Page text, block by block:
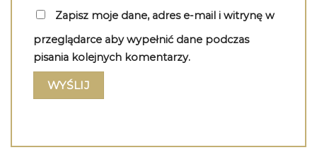
Zapisz moje dane, adres e-mail i witrynę w
przeglądarce aby wypełnić dane podczas
pisania kolejnych komentarzy.